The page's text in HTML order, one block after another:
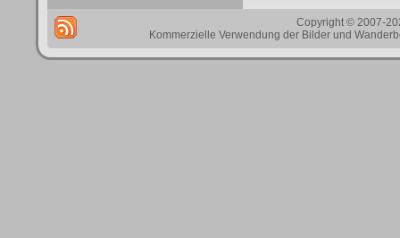
Copyright © 2007-
Kommerzielle Verwendung der Bilder und